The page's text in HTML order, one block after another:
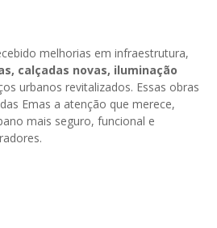
melhorias em infraestrutura,
calçadas novas, iluminação
urbanos revitalizados. Essas obras
Emas a atenção que merece,
mais seguro, funcional e